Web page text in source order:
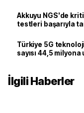
Akkuyu NGS'de
testleri başarıyla
Türkiye 5G
sayısı 44,5 milyona
İlgili Haberler